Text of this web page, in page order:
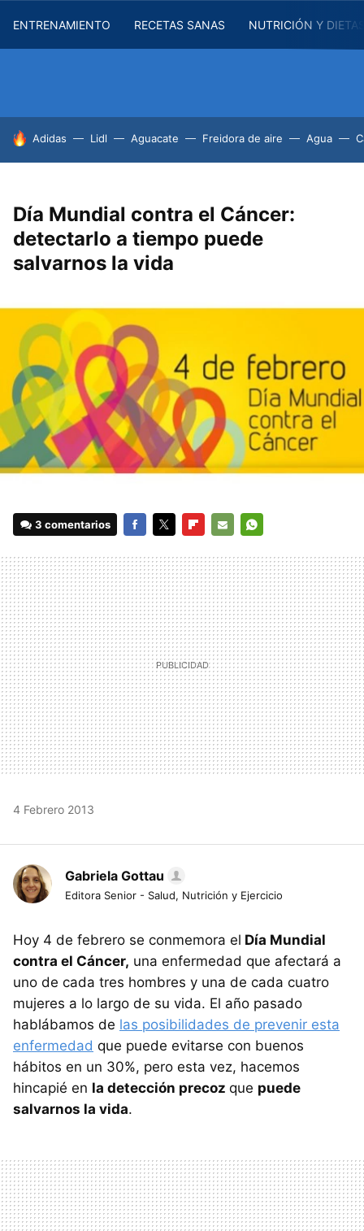
ENTRENAMIENTO RECETAS SANAS NUTRICIÓN Y
HOY SE HABLA DE
Adidas Lidl Aguacate Freidora de aire Agua
Día Mundial contra el Cáncer:
detectarlo a tiempo puede
salvarnos la vida
3 comentarios
MAIL
4 Febrero 2013
Gabriela Gottau
Editora Senior - Salud, Nutrición y Ejercicio
Hoy 4 de febrero se conmemora el Día Mundial
contra el Cáncer, una enfermedad que afectará a
uno de cada tres hombres y una de cada cuatro
mujeres a lo largo de su vida. El año pasado
hablábamos de las posibilidades de prevenir esta
enfermedad que puede evitarse con buenos
hábitos en un 30%, pero esta vez, hacemos
hincapié en la detección precoz que puede
salvarnos la vida.